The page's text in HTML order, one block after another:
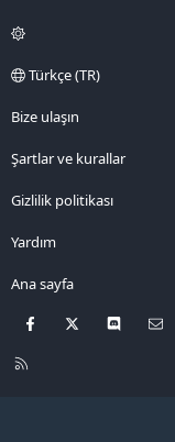
Türkçe (TR)
Bize ulaşın
Şartlar ve kurallar
Gizlilik politikası
Yardım
Ana sayfa
Facebook Discord
R